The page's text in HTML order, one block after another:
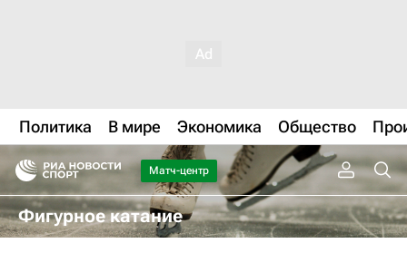
Политика В мире Экономика Общество
Матч-центр
Фигурное катание